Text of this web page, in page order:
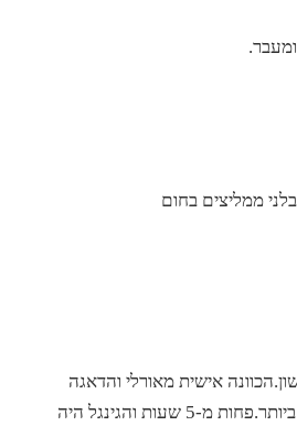
ממליצים בחום
אישית מאורלי והדאגה
שהגינגל יצא על הצד הטוב ביותר.פחות מ-5 שעות והגינגל היה